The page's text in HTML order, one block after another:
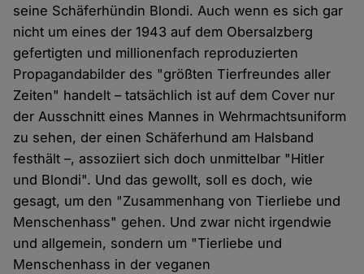
seine Schäferhündin Blondi. Auch wenn es sich gar
nicht um eines der 1943 auf dem Obersalzberg
gefertigten und millionenfach reproduzierten
Propagandabilder des "größten Tierfreundes aller
Zeiten" handelt – tatsächlich ist auf dem Cover nur
der Ausschnitt eines Mannes in Wehrmachtsuniform
zu sehen, der einen Schäferhund am Halsband
festhält –, assoziiert sich doch unmittelbar "Hitler
und Blondi". Und das gewollt, soll es doch, wie
gesagt, um den "Zusammenhang von Tierliebe und
Menschenhass" gehen. Und zwar nicht irgendwie
und allgemein, sondern um "Tierliebe und
Menschenhass in der veganen